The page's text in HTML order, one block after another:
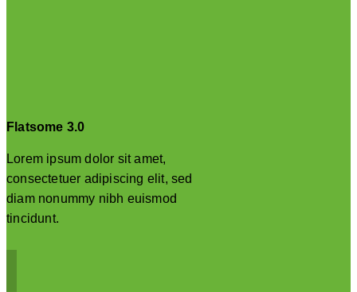
Flatsome 3.0
Lorem ipsum dolor sit amet,
consectetuer adipiscing elit, sed
diam nonummy nibh euismod
tincidunt.